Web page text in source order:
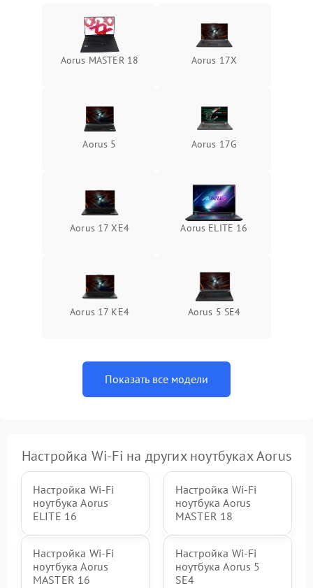
оперативной памяти:
вылеты приложений,
синие экраны
Подробнее →
Aorus MASTER 18 Aorus 17X
Aorus 5 Aorus 17G
Aorus 17 XE4 Aorus ELITE 16
Aorus 17 KE4 Aorus 5 SE4
Показать все модели
Настройка Wi-Fi на других ноутбуках Aorus
Настройка Wi-Fi
ноутбука Aorus
ELITE 16
Настройка Wi-Fi
ноутбука Aorus
MASTER 18
Настройка Wi-Fi
ноутбука Aorus
MASTER 16
Настройка Wi-Fi
ноутбука Aorus 5
SE4